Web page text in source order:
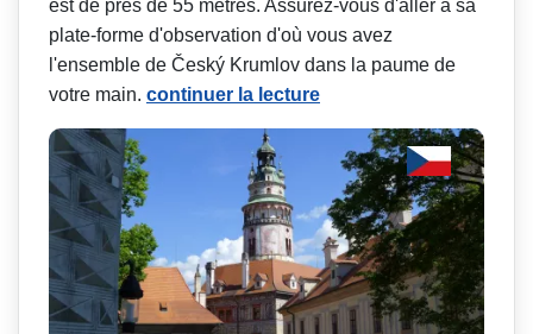
est de près de 55 mètres. Assurez-vous d'aller à sa
plate-forme d'observation d'où vous avez
l'ensemble de Český Krumlov dans la paume de
votre main. continuer la lecture